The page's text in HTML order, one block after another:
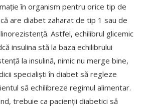
în organism pentru orice tip de
are diabet zaharat de tip 1 sau de
Astfel, echilibrul glicemic
insulina stă la baza echilibrului
la insulină, nimic nu merge bine,
specialiști în diabet să regleze
să echilibreze regimul alimentar.
trebuie ca pacienții diabetici să